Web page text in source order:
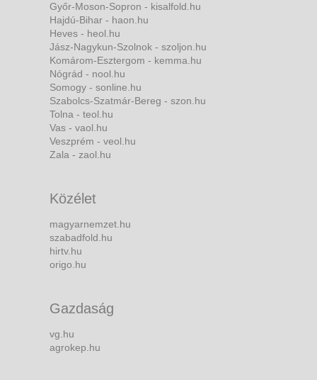
Győr-Moson-Sopron - kisalfold.hu
Hajdú-Bihar - haon.hu
Heves - heol.hu
Jász-Nagykun-Szolnok - szoljon.hu
Komárom-Esztergom - kemma.hu
Nógrád - nool.hu
Somogy - sonline.hu
Szabolcs-Szatmár-Bereg - szon.hu
Tolna - teol.hu
Vas - vaol.hu
Veszprém - veol.hu
Zala - zaol.hu
Közélet
magyarnemzet.hu
szabadfold.hu
hirtv.hu
origo.hu
Gazdaság
vg.hu
agrokep.hu